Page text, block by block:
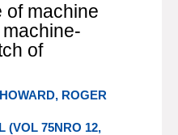
of machine
of
HOWARD, ROGER
(VOL 75NRO 12,